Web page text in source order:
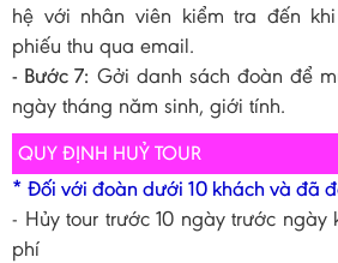
hệ với nhân viên kiểm tra đến
phiếu thu qua email.
- Bước 7: Gởi danh sách đoàn để
ngày tháng năm sinh, giới tính.
QUY ĐỊNH HUỶ TOUR
* Đối với đoàn dưới 10 khách và đã
- Hủy tour trước 10 ngày trước ngày
phí